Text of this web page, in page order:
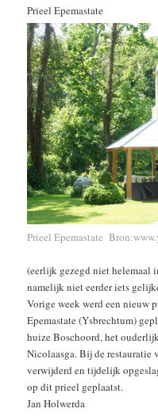
Prieel Epemastate
Prieel Epemastate
(eerlijk gezegd niet helemaal
namelijk niet eerder iets
Vorige week werd een nieuw
Epemastate (Ysbrechtum)
huize Boschoord, het
Nicolaasga. Bij de
verwijderd en tijdelijk
op dit prieel geplaatst.
Jan Holwerda